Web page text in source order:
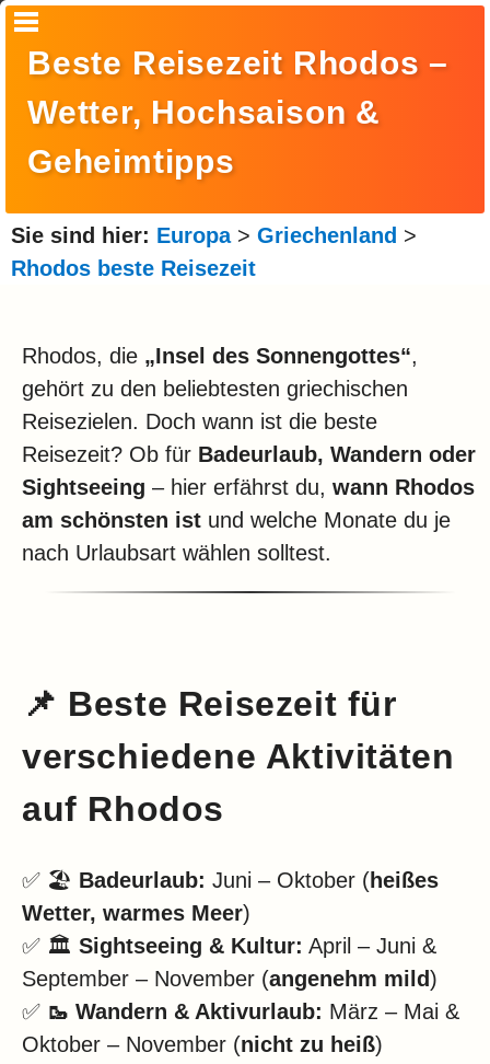
Amerika
Asien
Afrika
Arktis
Antarktis
Reisemonat
Klima
Beste Reisezeit Rhodos –
Wetter, Hochsaison &
Geheimtipps
Sie sind hier: Europa> Griechenland >
Rhodos beste Reisezeit
Rhodos, die „Insel des Sonnengottes“,
gehört zu den beliebtesten griechischen
Reisezielen. Doch wann ist die beste
Reisezeit? Ob für Badeurlaub, Wandern oder
Sightseeing – hier erfährst du, wann Rhodos
am schönsten ist und welche Monate du je
nach Urlaubsart wählen solltest.
📌 Beste Reisezeit für
verschiedene Aktivitäten
auf Rhodos
✅ 🏖️ Badeurlaub: Juni – Oktober (heißes
Wetter, warmes Meer)
✅ 🏛️ Sightseeing & Kultur: April – Juni &
September – November (angenehm mild)
✅ 🥾 Wandern & Aktivurlaub: März – Mai &
Oktober – November (nicht zu heiß)